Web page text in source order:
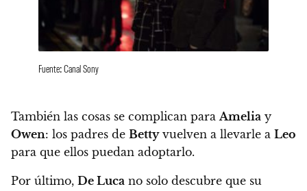
Fuente: Canal Sony
También las cosas se complican paraAmelia y
Owen: los padres de Bettyvuelven a llevarle a Leo
para que ellos puedan adoptarlo.
Por último, De Luca no solo descubre que su